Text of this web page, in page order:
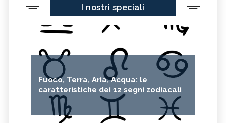
AUSTRALIANO
SHE OAK, IL FIORE AUSTRALIANO
TALL MULLA MULLA, IL FIORE
AUSTRALIANO
RELATIONSHIP, IL FIORE
AUSTRALIANO
AUSTRALIANO
AUSTRALIANO
WEDDING BUSH, IL FIORE
AUSTRALIANO
RED HELMET ORCHID, IL FIORE
AUSTRALIANO
SUNDEW, IL FIORE AUSTRALIANO
SLENDER RICE FLOWER, IL FIORE
AUSTRALIANO
SPINIFEX, IL FIORE AUSTRALIANO
DOG ROSE OF THE WILD FORCES, IL
FIORE AUSTRALIANO
I nostri speciali
Fuoco, Terra, Aria, Acqua: le
caratteristiche dei 12 segni zodiacali